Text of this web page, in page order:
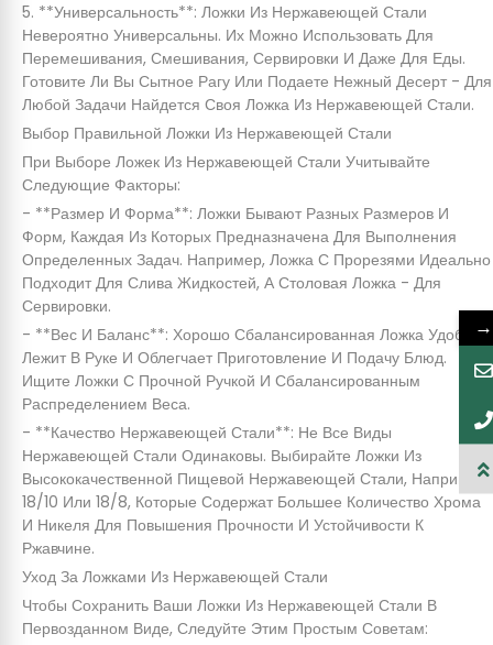
5. **Универсальность**: Ложки Из Нержавеющей Стали
Невероятно Универсальны. Их Можно Использовать Для
Перемешивания, Смешивания, Сервировки И Даже Для Еды.
Готовите Ли Вы Сытное Рагу Или Подаете Нежный Десерт - Для
Любой Задачи Найдется Своя Ложка Из Нержавеющей Стали.
Выбор Правильной Ложки Из Нержавеющей Стали
При Выборе Ложек Из Нержавеющей Стали Учитывайте
Следующие Факторы:
- **Размер И Форма**: Ложки Бывают Разных Размеров И
Форм, Каждая Из Которых Предназначена Для Выполнения
Определенных Задач. Например, Ложка С Прорезями Идеально
Подходит Для Слива Жидкостей, А Столовая Ложка - Для
Сервировки.
- **Вес И Баланс**: Хорошо Сбалансированная Ложка Удобно
Лежит В Руке И Облегчает Приготовление И Подачу Блюд.
Ищите Ложки С Прочной Ручкой И Сбалансированным
Распределением Веса.
- **Качество Нержавеющей Стали**: Не Все Виды
Нержавеющей Стали Одинаковы. Выбирайте Ложки Из
Высококачественной Пищевой Нержавеющей Стали, Например
18/10 Или 18/8, Которые Содержат Большее Количество Хрома
И Никеля Для Повышения Прочности И Устойчивости К
Ржавчине.
Уход За Ложками Из Нержавеющей Стали
Чтобы Сохранить Ваши Ложки Из Нержавеющей Стали В
Первозданном Виде, Следуйте Этим Простым Советам:
→